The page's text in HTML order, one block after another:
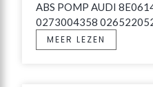
ABS POMP AUDI
0273004358
MEER LEZEN